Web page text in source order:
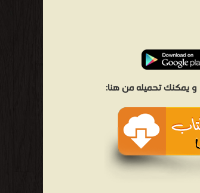
و يمكنك تحميله من هنا: